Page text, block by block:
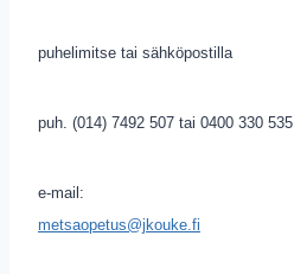
puhelimitse tai sähköpostilla
puh. (014) 7492 507 tai 0400 330 535
e-mail:
metsaopetus@jkouke.fi